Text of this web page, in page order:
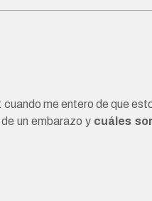
me entero de que
un embarazo y cuáles